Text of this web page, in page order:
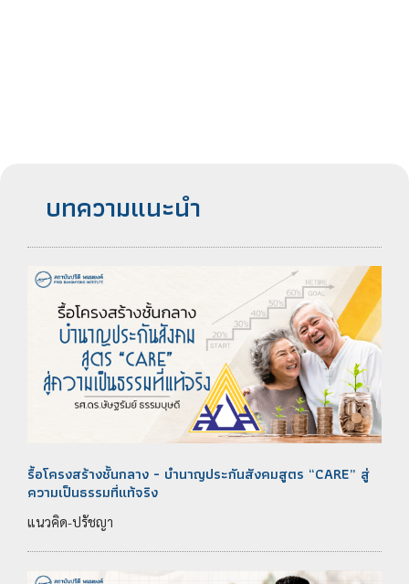
บทความแนะนำ
รื้อโครงสร้างชั้นกลาง - บำนาญประกันสังคมสูตร “CARE” สู่
ความเป็นธรรมที่แท้จริง
แนวคิด-ปรัชญา